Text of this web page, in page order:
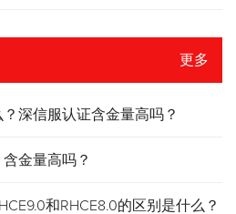
更多
深信服认证含金量高吗？
金量高吗？
和RHCE8.0的区别是什么？